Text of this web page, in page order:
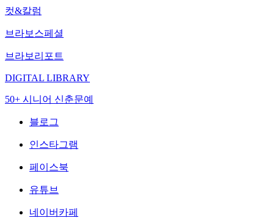
컷&칼럼
브라보스페셜
브라보리포트
DIGITAL LIBRARY
50+ 시니어 신춘문예
블로그
인스타그램
페이스북
유튜브
네이버카페